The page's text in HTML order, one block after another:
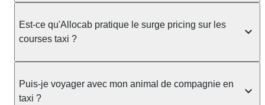
ou nombreux, précisez-le dans le champ "Message
au chauffeur" lors de la réservation. Le prix n'est
pas impacté par le nombre de bagages.
prendre en charge directement dans la rue, à une
station ou sur réservation, avec un tarif au
réservation et propose un prix fixe annoncé à
l'avance. Chez Allocab, réservez facilement votre
taxi.
Est-ce qu'Allocab pratique le surge pricing sur les
courses taxi ?
réglementation préfectorale et suit un barème
officiel : il protège des hausses liées à la demande.
Puis-je voyager avec mon animal de compagnie en
taxi ?